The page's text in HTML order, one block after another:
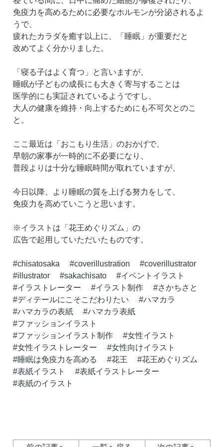
免疫力を高めるために必要なホルモンが分泌されるよ
うで、
疲れたカラダを癒す以上に、「睡眠」が重要だと
改めてよく分かりました。
「寝る子はよく育つ」と言いますが、
睡眠が子どもの成長にも大きく寄与することは
医学的にも実証されているようですし、
大人の健康を維持・向上するためにも不可欠とのこ
と。
ここ最近は「おこもり生活」のおかげで、
早朝の家事が一時的に不必要になり、
普段よりは十分な睡眠時間が取れていますが、
今日以降、より睡眠の質を上げる努力をして、
免疫力を高めていこうと思います。
※イラストは「花王めぐりズム」の
広告で起用していただいたものです。
chisatosaka coverillustration
coverillustrator
illustrator
sakachisato
イベントイラスト
イラストレーター
イラスト制作
さかちさと
ディテールにこそこだわりたい
ハマカラ
ハマカラの表紙
ハマカラ表紙
ファッションイラスト
ファッションイラスト制作
女性イラスト
女性イラストレーター
女性向けイラスト
睡眠は免疫力を高める
花王
花王めぐりズム
表紙イラスト
表紙イラストレーター
表紙のイラスト